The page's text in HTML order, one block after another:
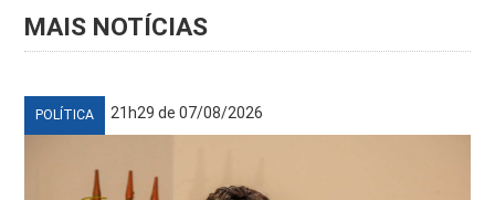
MAIS NOTÍCIAS
POLÍTICA 21h29 de 07/08/2026